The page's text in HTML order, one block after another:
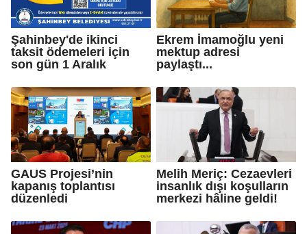
Şahinbey'de ikinci
taksit ödemeleri için
son gün 1 Aralık
Ekrem İmamoğlu yeni
mektup adresi
paylaştı...
GAUS Projesi’nin
kapanış toplantısı
düzenledi
Melih Meriç: Cezaevleri
insanlık dışı koşulların
merkezi hâline geldi!